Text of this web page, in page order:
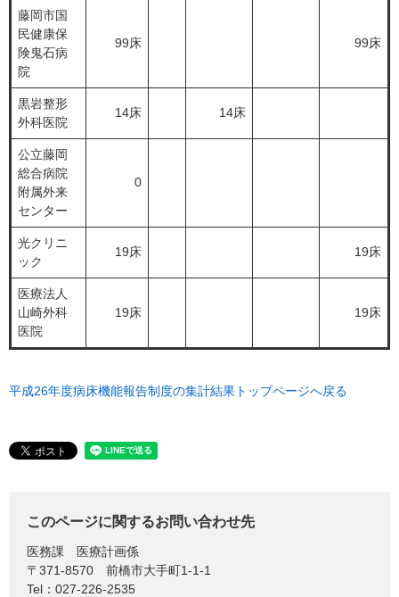
藤岡市国
民健康保
険鬼石病
院
99床 99床
黒岩整形
外科医院
14床 14床
公立藤岡
総合病院
附属外来
センター
0
光クリニ
ック
19床 19床
医療法人
山崎外科
医院
19床 19床
平成26年度病床機能報告制度の集計結果トップページへ戻る
このページに関するお問い合わせ先
医務課
医療計画係
〒371-8570
前橋市大手町1-1-1
Tel：027-226-2535